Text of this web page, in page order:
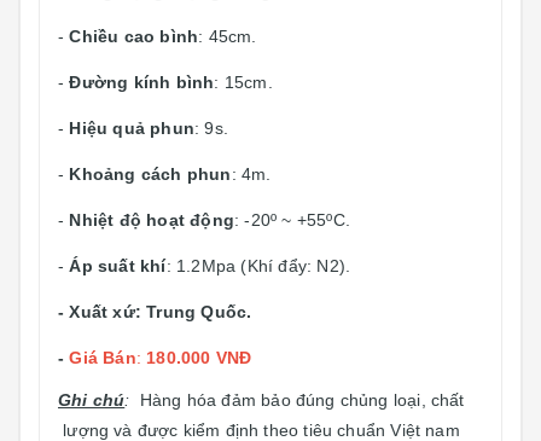
-Chiều cao bình: 45cm.
-Đường kính bình: 15cm.
- Hiệu quả phun: 9s.
- Khoảng cách phun: 4m.
- Nhiệt độ hoạt động: -20º ~ +55ºC.
-Áp suất khí: 1.2Mpa (Khí đẩy: N2).
- Xuất xứ: Trung Quốc.
-Giá Bán: 180.000 VNĐ
Ghi chú: Hàng hóa đảm bảo đúng chủng loại, chất
lượng và được kiểm định theo tiêu chuẩn Việt nam